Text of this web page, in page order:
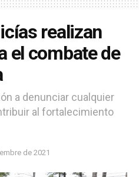
realizan
el combate de
a denunciar cualquier
al fortalecimiento
de 2021